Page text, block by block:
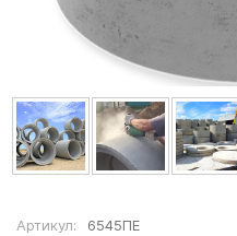
Артикул: 6545ПЕ